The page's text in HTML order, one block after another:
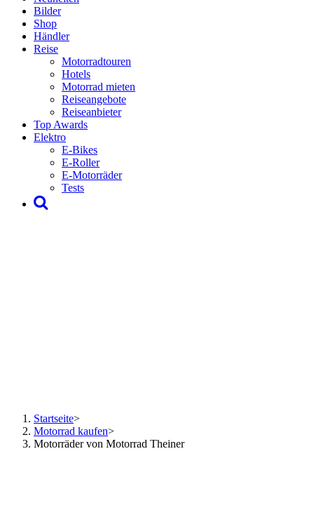
Bilder
Shop
Händler
Reise
Motorradtouren
Hotels
Motorrad mieten
Reiseangebote
Reiseanbieter
Top Awards
Elektro
E-Bikes
E-Roller
E-Motorräder
Tests
Startseite>
Motorrad kaufen>
Motorräder von Motorrad Theiner